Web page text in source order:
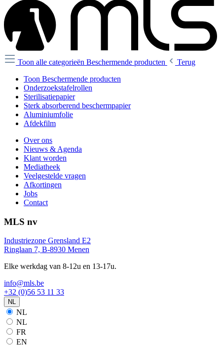
Toon alle categorieën Beschermende producten
Terug
Toon Beschermende producten
Onderzoekstafelrollen
Sterilisatiepapier
Sterk absorberend beschermpapier
Aluminiumfolie
Afdekfilm
Over ons
Nieuws & Agenda
Klant worden
Mediatheek
Veelgestelde vragen
Afkortingen
Jobs
Contact
MLS nv
Industriezone Grensland E2
Ringlaan 7, B-8930 Menen
Elke werkdag van 8-12u en 13-17u.
info@mls.be
+32 (0)56 53 11 33
NL
NL
NL
FR
EN